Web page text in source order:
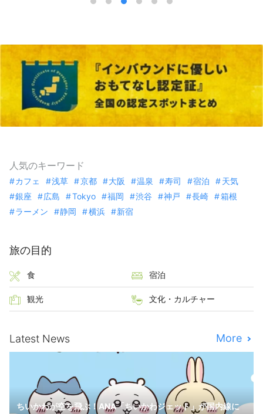
人気のキーワード
カフェ 浅草 京都 大阪 温泉 寿司 宿泊
天気
銀座
広島 Tokyo 福岡 渋谷 神戸 長崎
箱根
ラーメン
静岡 横浜 新宿
旅の目的
食 宿泊
観光 文化・カルチャー
Latest News More
ちいかわが空を飛ぶ！ANA「ちいかわジェット」が国内線に